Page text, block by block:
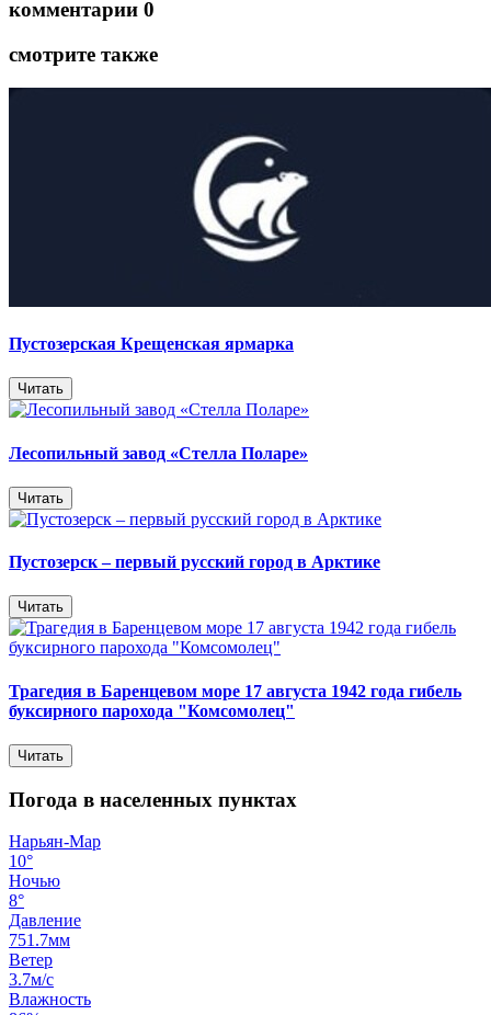
комментарии 0
смотрите также
Пустозерская Крещенская ярмарка
Читать
Лесопильный завод «Стелла Поларе»
Читать
Пустозерск – первый русский город в Арктике
Читать
Трагедия в Баренцевом море 17 августа 1942 года гибель
буксирного парохода "Комсомолец"
Читать
Погода в населенных пунктах
Нарьян-Мар
10°
Ночью
8°
Давление
751.7мм
Ветер
3.7м/с
Влажность